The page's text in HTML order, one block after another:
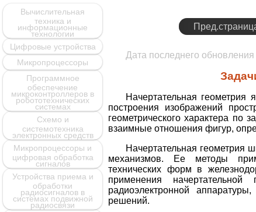
Вычислительная
техника и
информационные
технологии
Цифровые устройства
Микропроцессоры
Программное
обеспечение
микроконтроллеров в
робототехнических
системах
Схемо и
системотехника
электронных средств
Микропроцессоры и
цифровая обработка
сигналов
Устройства приема и
обработки
радиосигналов в
системах подвижной
радиосвязи
Дата последнего
Начертательная геометрия
построения изображений
геометрического характера по
взаимные отношения фигур,
Начертательная геометрия
механизмов. Ее методы
технических форм в
применения начертательной
радиоэлектронной
решений.